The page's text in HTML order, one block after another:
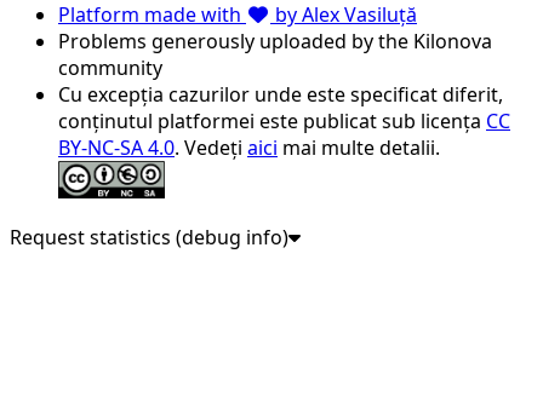
Platform made with
by Alex Vasiluță
Problems generously uploaded by the Kilonova
community
Cu excepția cazurilor unde este specificat diferit,
conținutul platformei este publicat sub licența CC
BY-NC-SA 4.0. Vedeți aici mai multe detalii.
Request statistics (debug info)